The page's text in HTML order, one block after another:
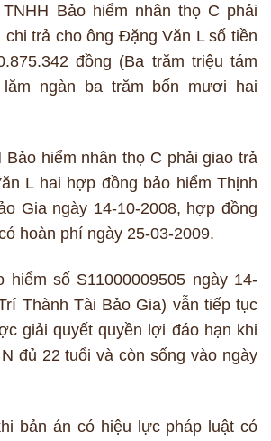
Bảo hiểm nhân thọ C phải
chi trả cho ông Đặng Văn L số tiền
đồng (Ba trăm triệu tám
ngàn ba trăm bốn mươi hai
Bảo hiểm nhân thọ C phải giao trả
L hai hợp đồng bảo hiểm Thịnh
Gia ngày 14-10-2008, hợp đồng
hoàn phí ngày 25-03-2009.
hiểm số S11000009505 ngày 14-
Thành Tài Bảo Gia) vẫn tiếp tục
giải quyết quyền lợi đáo hạn khi
đủ 22 tuổi và còn sống vào ngày
bản án có hiệu lực pháp luật có